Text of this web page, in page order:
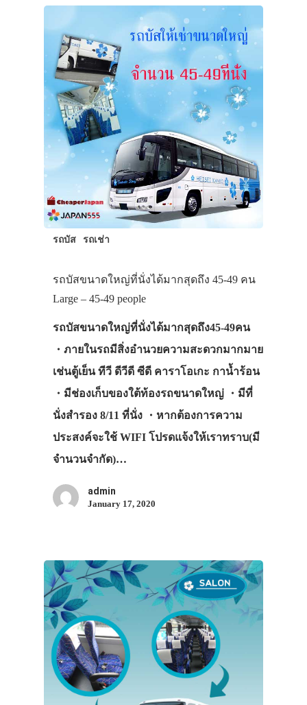
รถบัส รถเช่า
รถบัสขนาดใหญ่ที่นั่งได้มากสุดถึง 45-49 คน
Large – 45-49 people
รถบัสขนาดใหญ่ที่นั่งได้มากสุดถึง45-49คน
・ภายในรถมีสิ่งอำนวยความสะดวกมากมาย
เช่นตู้เย็น ทีวี ดีวีดี ซีดี คาราโอเกะ กาน้ำร้อน
・มีช่องเก็บของใต้ท้องรถขนาดใหญ่ ・มีที่
นั่งสำรอง 8/11 ที่นั่ง ・หากต้องการความ
ประสงค์จะใช้ WIFI โปรดแจ้งให้เราทราบ(มี
จำนวนจำกัด)…
admin
January 17, 2020